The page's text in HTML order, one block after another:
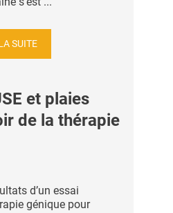
SUITE
et plaies
de la thérapie
d’un essai
génique pour